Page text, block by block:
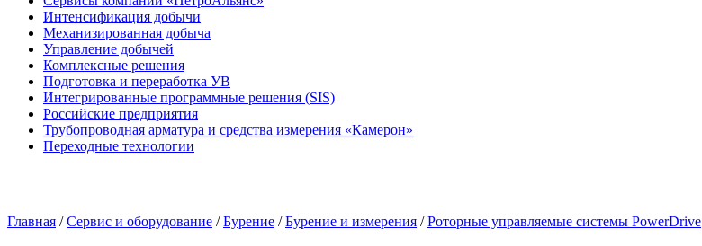
Интенсификация добычи
Механизированная добыча
Управление добычей
Комплексные решения
Подготовка и переработка УВ
Интегрированные программные решения (SIS)
Российские предприятия
Трубопроводная арматура и средства измерения «Камерон»
Переходные технологии
Главная /Сервис и оборудование /Бурение /Бурение и измерения /Роторные управляемые системы PowerDrive